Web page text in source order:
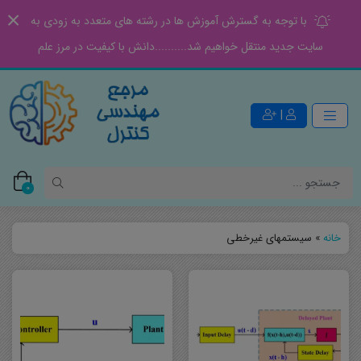
با توجه به گسترش آموزش ها در رشته های متعدد به زودی به
سایت جدید منتقل خواهیم شد..........دانش با کیفیت در مرز علم
|
0
خانه» سیستمهای غیرخطی